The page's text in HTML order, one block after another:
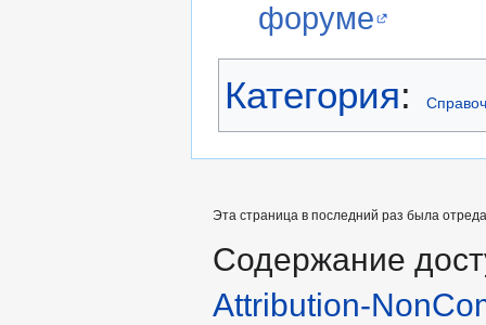
форуме
Категория:
Эта страница в последний раз была
Содержание
Attribution-